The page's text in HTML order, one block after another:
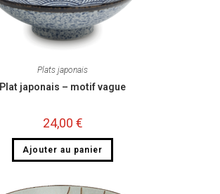
Plats japonais
Plat japonais – motif vague
24,00 €
Ajouter au panier